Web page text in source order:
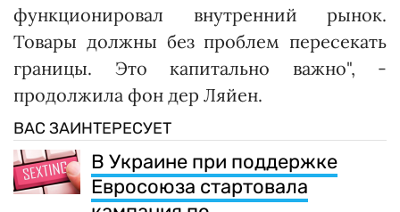
функционировал внутренний рынок.
Товары должны без проблем пересекать
границы. Это капитально важно", -
продолжила фон дер Ляйен.
ВАС ЗАИНТЕРЕСУЕТ
В Украине при поддержке
Евросоюза стартовала